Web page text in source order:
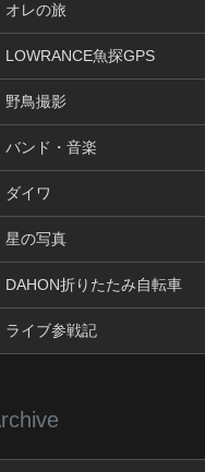
オレの旅
LOWRANCE魚探GPS
野鳥撮影
バンド・音楽
ダイワ
星の写真
DAHON折りたたみ自転車
ライブ参戦記